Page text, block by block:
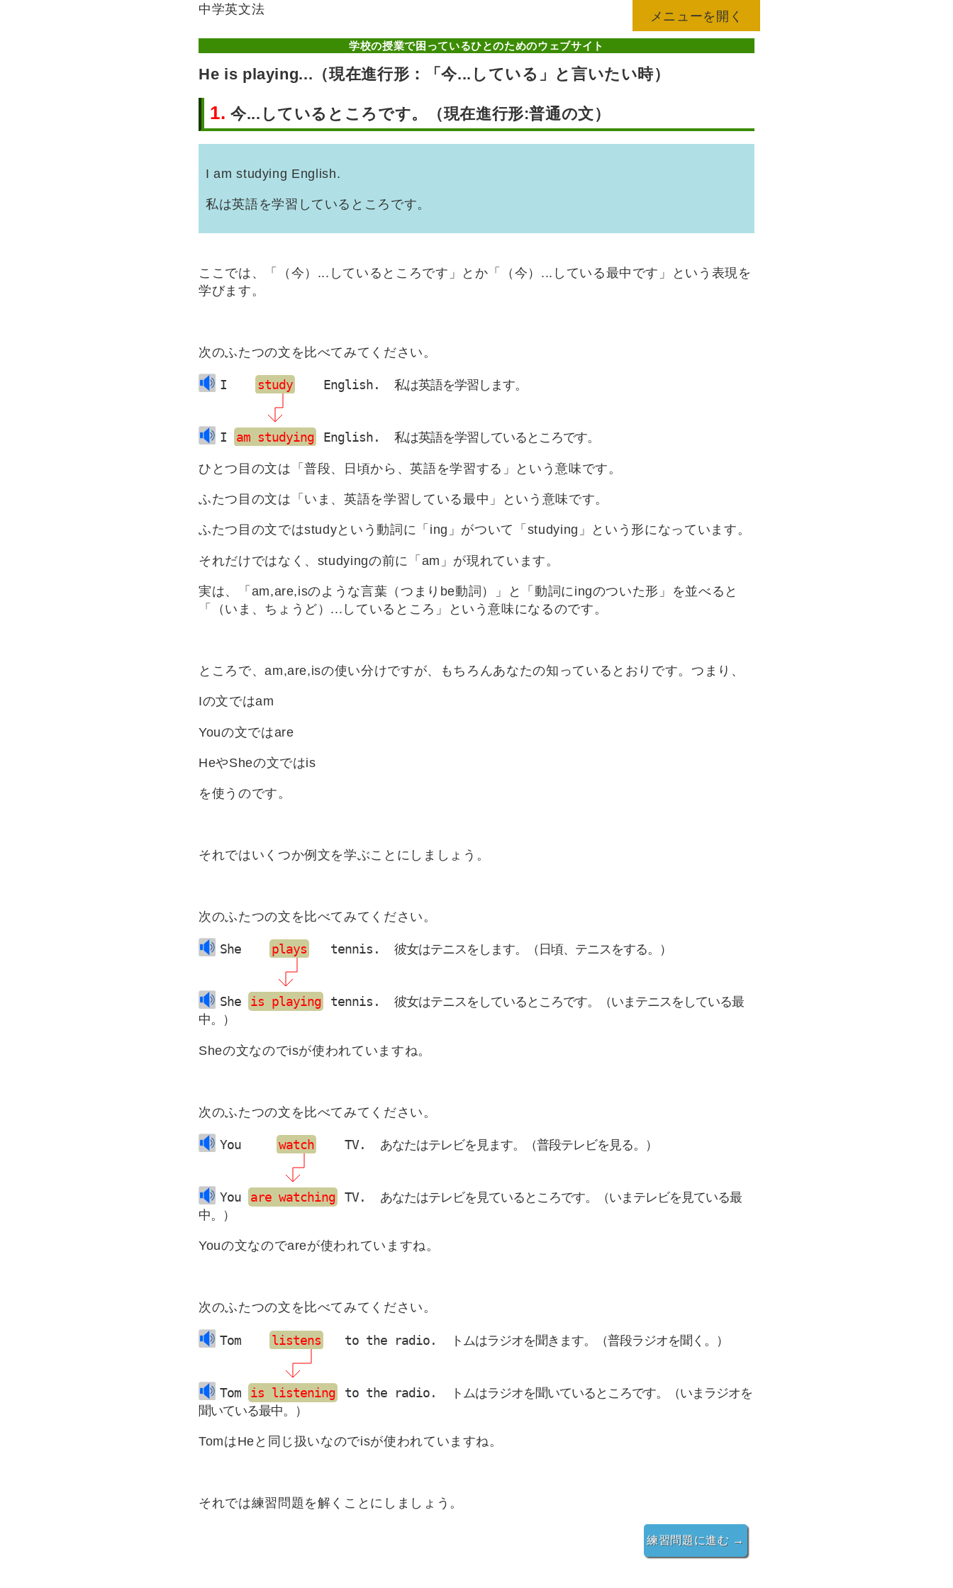
メニューを開く
中学英文法
学校の授業で困っているひとのためのウェブサイト
He is playing...（現在進行形：「今...している」と言いたい時）
1. 今...しているところです。（現在進行形:普通の文）
I am studying English.
私は英語を学習しているところです。
ここでは、「（今）...しているところです」とか「（今）...している最中です」という表現を
学びます。
次のふたつの文を比べてみてください。
I study
    English.  私は英語を学習します。
I am studying English.  私は英語を学習しているところです。
ひとつ目の文は「普段、日頃から、英語を学習する」という意味です。
ふたつ目の文は「いま、英語を学習している最中」という意味です。
ふたつ目の文ではstudyという動詞に「ing」がついて「studying」という形になっています。
それだけではなく、studyingの前に「am」が現れています。
実は、「am,are,isのような言葉（つまりbe動詞）」と「動詞にingのついた形」を並べると
「（いま、ちょうど）...しているところ」という意味になるのです。
ところで、am,are,isの使い分けですが、もちろんあなたの知っているとおりです。つまり、
Iの文ではam
Youの文ではare
HeやSheの文ではis
を使うのです。
それではいくつか例文を学ぶことにしましょう。
次のふたつの文を比べてみてください。
She plays
   tennis.  彼女はテニスをします。（日頃、テニスをする。）
She is playing
tennis.  彼女はテニスをしているところです。（いまテニスをしている最
中。）
Sheの文なのでisが使われていますね。
次のふたつの文を比べてみてください。
You watch
    TV.  あなたはテレビを見ます。（普段テレビを見る。）
You are watching
TV.  あなたはテレビを見ているところです。（いまテレビを見ている最
中。）
Youの文なのでareが使われていますね。
次のふたつの文を比べてみてください。
Tom listens
   to the radio.  トムはラジオを聞きます。（普段ラジオを聞く。）
Tom is listening
to the radio.  トムはラジオを聞いているところです。（いまラジオを
聞いている最中。）
TomはHeと同じ扱いなのでisが使われていますね。
それでは練習問題を解くことにしましょう。
練習問題に進む →